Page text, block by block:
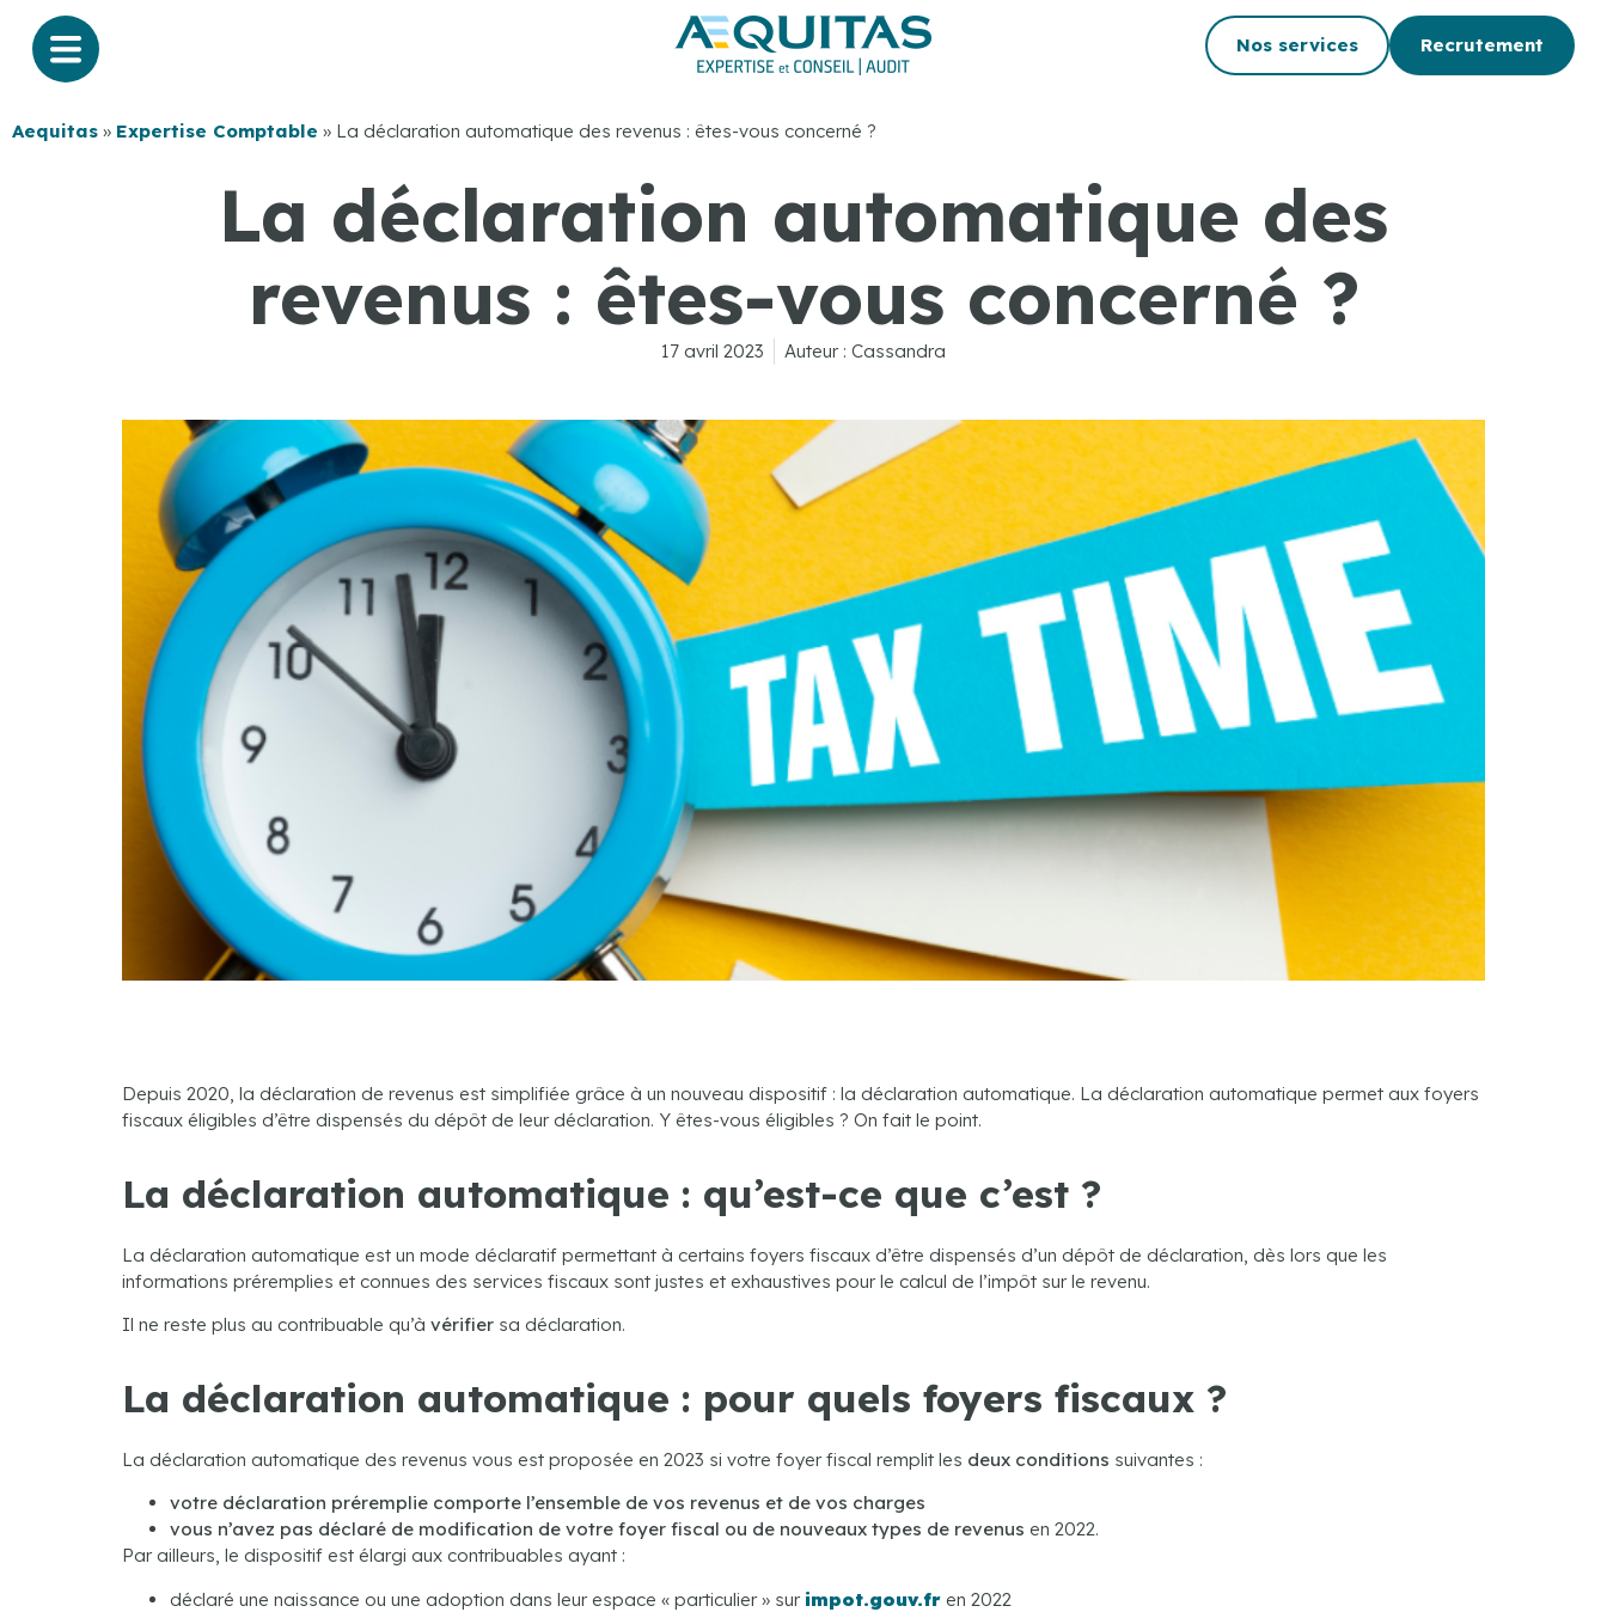
Nos services Recrutement
Aequitas » Expertise Comptable » La déclaration automatique des revenus : êtes-vous concerné ?
La déclaration automatique des
revenus : êtes-vous concerné ?
17 avril 2023 Auteur : Cassandra
Depuis 2020, la déclaration de revenus est simplifiée grâce à un nouveau dispositif : la déclaration automatique. La déclaration automatique permet aux foyers
fiscaux éligibles d’être dispensés du dépôt de leur déclaration. Y êtes-vous éligibles ? On fait le point.
La déclaration automatique : qu’est-ce que c’est ?
La déclaration automatique est un mode déclaratif permettant à certains foyers fiscaux d’être dispensés d’un dépôt de déclaration, dès lors que les
informations préremplies et connues des services fiscaux sont justes et exhaustives pour le calcul de l’impôt sur le revenu.
Il ne reste plus au contribuable qu’à vérifier sa déclaration.
La déclaration automatique : pour quels foyers fiscaux ?
La déclaration automatique des revenus vous est proposée en 2023 si votre foyer fiscal remplit les deux conditions suivantes :
votre déclaration préremplie comporte l’ensemble de vos revenus et de vos charges
vous n’avez pas déclaré de modification de votre foyer fiscal ou de nouveaux types de revenus en 2022.
Par ailleurs, le dispositif est élargi aux contribuables ayant :
déclaré une naissance ou une adoption dans leur espace « particulier » sur impot.gouv.fr en 2022